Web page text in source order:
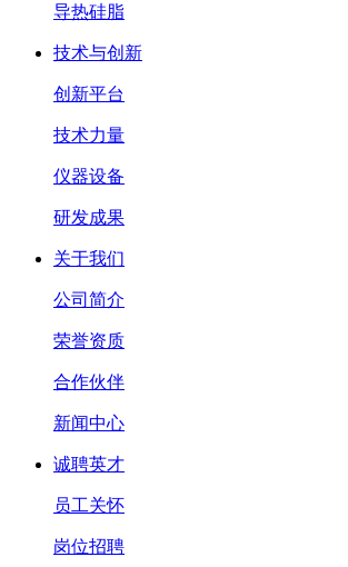
导热硅脂
技术与创新
创新平台
技术力量
仪器设备
研发成果
关于我们
公司简介
荣誉资质
合作伙伴
新闻中心
诚聘英才
员工关怀
岗位招聘